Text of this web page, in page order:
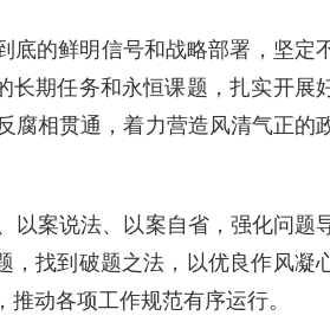
底的鲜明信号和战略部署，坚定
长期任务和永恒课题，扎实开展
腐相贯通，着力营造风清气正的
以案说法、以案自省，强化问题
，找到破题之法，以优良作风凝
动各项工作规范有序运行。